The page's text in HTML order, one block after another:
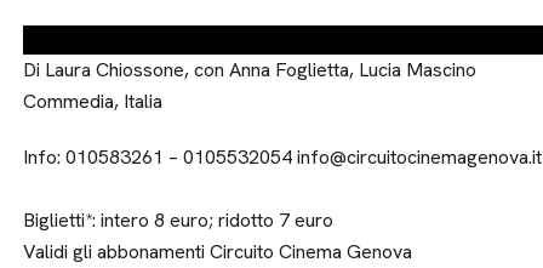
Di Laura Chiossone, con Anna Foglietta, Lucia Mascino
Commedia, Italia
Info: 010583261 – 0105532054 info@circuitocinemagenova.it
Biglietti*: intero 8 euro; ridotto 7 euro
Validi gli abbonamenti Circuito Cinema Genova